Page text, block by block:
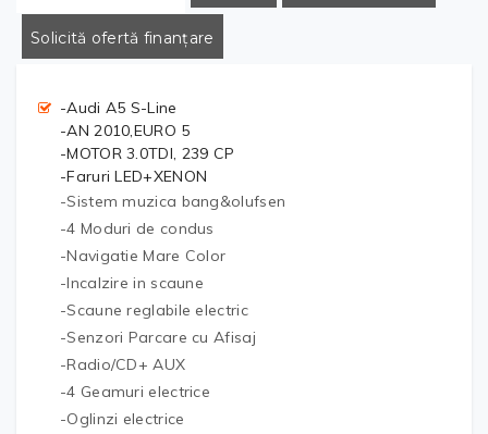
Solicită ofertă finanțare
-Audi A5 S-Line
-AN 2010,EURO 5
-MOTOR 3.0TDI, 239 CP
-Faruri LED+XENON
-Sistem muzica bang&olufsen
-4 Moduri de condus
-Navigatie Mare Color
-Incalzire in scaune
-Scaune reglabile electric
-Senzori Parcare cu Afisaj
-Radio/CD+ AUX
-4 Geamuri electrice
-Oglinzi electrice